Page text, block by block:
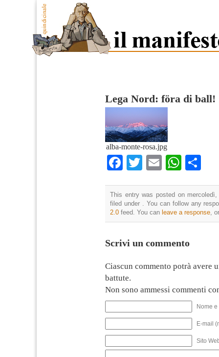
Lega Nord: föra di ball!
alba-monte-rosa.jpg
Facebook
TwitterEmail
This entry was posted on
filed under . You can follow any
2.0 feed. You can leave a response,
Scrivi un commento
Ciascun commento potrà avere
battute.
Non sono ammessi commenti
Nome
E-mail
Sito